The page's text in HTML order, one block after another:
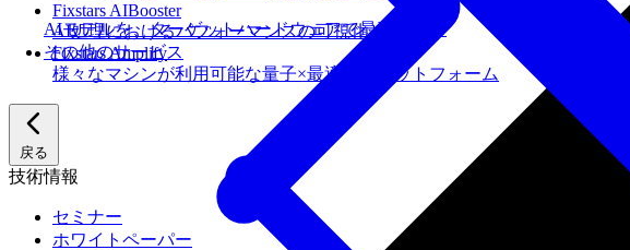
Fixstars AIBooster
AI処理におけるパフォーマンスの可視化と改善
Fixstars Amplify
様々なマシンが利用可能な量子×最適化プラットフォーム
戻る
技術情報
セミナー
ホワイトペーパー
AIモデルを、ターゲットハードウェアで最速にする
その他のサービス